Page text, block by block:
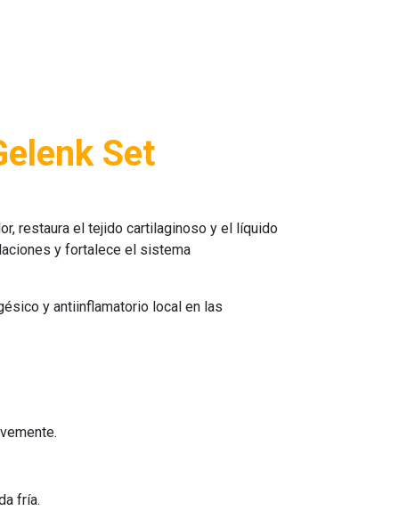
Set
restaura el tejido cartilaginoso y el líquido
y fortalece el sistema
y antiinflamatorio local en las
fría.